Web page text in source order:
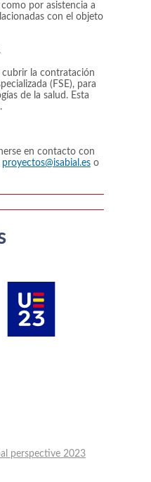
por asistencia a
con el objeto
cubrir la contratación
(FSE), para
de la salud. Esta
en contacto con
proyectos@isabial.es o
perspective 2023